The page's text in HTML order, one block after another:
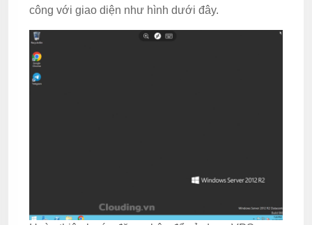
công với giao diện như hình dưới đây.